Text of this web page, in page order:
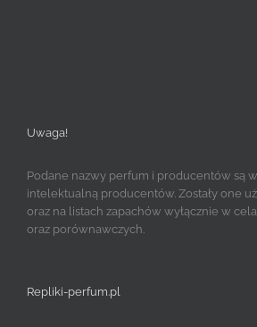
Uwaga!
Podane nazwy perfum i producentów są
intelektualną producentów. Zostały one
oraz na listach zapachów wyłącznie w
oraz porównawczych.
Repliki-perfum.pl